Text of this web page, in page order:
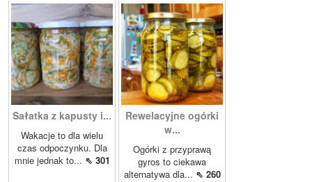
Sałatka z kapusty i...
Wakacje to dla wielu
czas odpoczynku. Dla
mnie jednak to... ⇖ 301
Rewelacyjne ogórki
w...
Ogórki z przyprawą
gyros to ciekawa
alternatywa dla... ⇖ 260